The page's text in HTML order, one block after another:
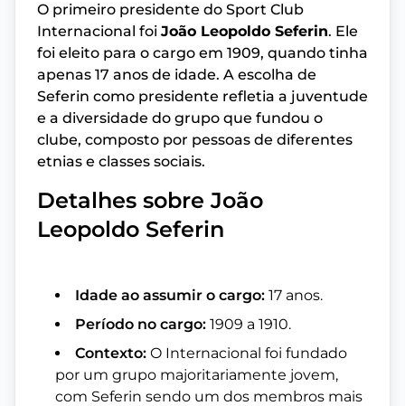
O primeiro presidente do Sport Club
Internacional foi João Leopoldo Seferin. Ele
foi eleito para o cargo em 1909, quando tinha
apenas 17 anos de idade. A escolha de
Seferin como presidente refletia a juventude
e a diversidade do grupo que fundou o
clube, composto por pessoas de diferentes
etnias e classes sociais.
Detalhes sobre João
Leopoldo Seferin
Idade ao assumir o cargo: 17 anos.
Período no cargo: 1909 a 1910.
Contexto: O Internacional foi fundado
por um grupo majoritariamente jovem,
com Seferin sendo um dos membros mais